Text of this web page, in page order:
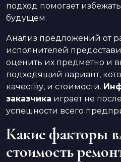
подход помогает
будущем.
Анализ предложений от
исполнителей
оценить их предметно и
подходящий вариант,
качеству, и стоимости.
заказчика играет не
успешности всего
Какие факторы
стоимость